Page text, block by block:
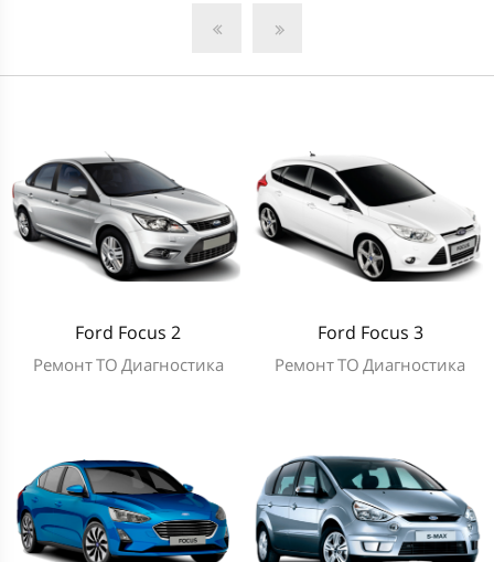
Ford Focus 2
РемонтТО Диагностика
Ford Focus 3
РемонтТО Диагностика